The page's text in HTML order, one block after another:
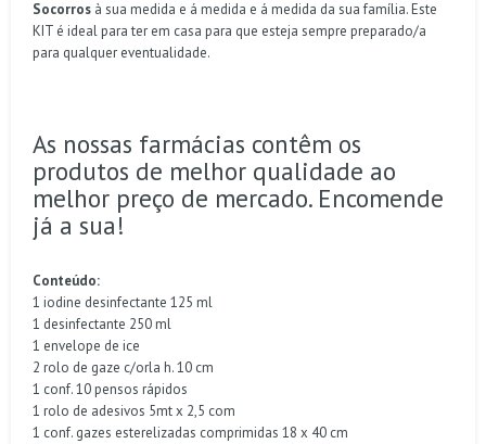
Socorros à sua medida e á medida e á medida da sua família. Este
KIT é ideal para ter em casa para que esteja sempre preparado/a
para qualquer eventualidade.
As nossas farmácias contêm os
produtos de melhor qualidade ao
melhor preço de mercado. Encomende
já a sua!
Conteúdo:
1 iodine desinfectante 125 ml
1 desinfectante 250 ml
1 envelope de ice
2 rolo de gaze c/orla h. 10 cm
1 conf. 10 pensos rápidos
1 rolo de adesivos 5mt x 2,5 com
1 conf. gazes esterelizadas comprimidas 18 x 40 cm